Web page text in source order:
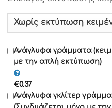
Γραμματοσειρά 10
Γραμματοσειρά 11
Γραμματοσειρά 12
Γραμματοσειρά 13
Ανάγλυφα γράμματα
με την απλή εκτύπωση)
€0.37
Ανάγλυφα γκλίτερ